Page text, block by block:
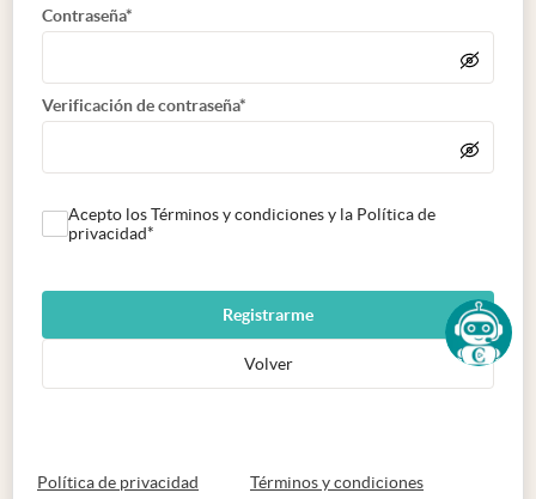
Contraseña*
Verificación de contraseña*
Acepto los Términos y condiciones y la Política de
privacidad*
Registrarme
Volver
Política de privacidad abre en nueva pestaña
Términos y condicionesabre en nueva